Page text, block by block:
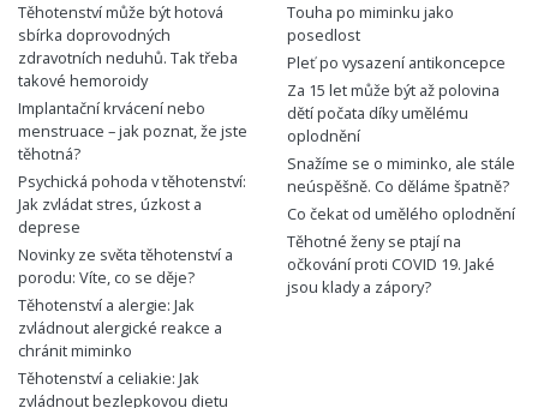
Těhotenství může být hotová
sbírka doprovodných
zdravotních neduhů. Tak třeba
takové hemoroidy
Implantační krvácení nebo
menstruace – jak poznat, že jste
těhotná?
Psychická pohoda v těhotenství:
Jak zvládat stres, úzkost a
deprese
Novinky ze světa těhotenství a
porodu: Víte, co se děje?
Těhotenství a alergie: Jak
zvládnout alergické reakce a
chránit miminko
Těhotenství a celiakie: Jak
zvládnout bezlepkovou dietu
Touha po miminku jako
posedlost
Pleť po vysazení antikoncepce
Za 15 let může být až polovina
dětí počata díky umělému
oplodnění
Snažíme se o miminko, ale stále
neúspěšně. Co děláme špatně?
Co čekat od umělého oplodnění
Těhotné ženy se ptají na
očkování proti COVID 19. Jaké
jsou klady a zápory?